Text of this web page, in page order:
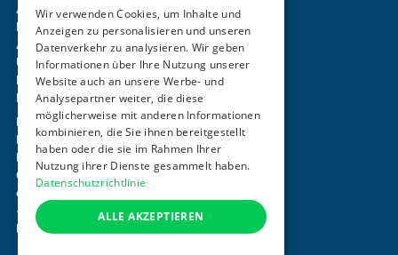
Akademie
Mitgliedschaft
Aktivitäten
Über uns
Login
Kontakt
Impressum
Datenschutz
Barrierefreiheitserklärung
Cookie-Einstellungen anpassen
office@ogni.at
+43 664 15 63 507
Mayerhofgasse 1 / 22, 1040 Wien
Wir verwenden Cookies, um Inhalte und
Anzeigen zu personalisieren und unseren
Datenverkehr zu analysieren. Wir geben
Informationen über Ihre Nutzung unserer
Website auch an unsere Werbe- und
Analysepartner weiter, die diese
möglicherweise mit anderen Informationen
kombinieren, die Sie ihnen bereitgestellt
haben oder die sie im Rahmen Ihrer
Nutzung ihrer Dienste gesammelt haben.
Datenschutzrichtlinie
ALLE AKZEPTIEREN